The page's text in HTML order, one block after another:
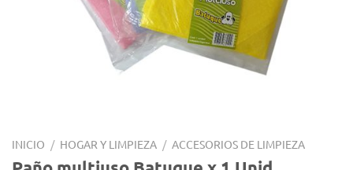
INICIO / HOGAR Y LIMPIEZA / ACCESORIOS DE LIMPIEZA